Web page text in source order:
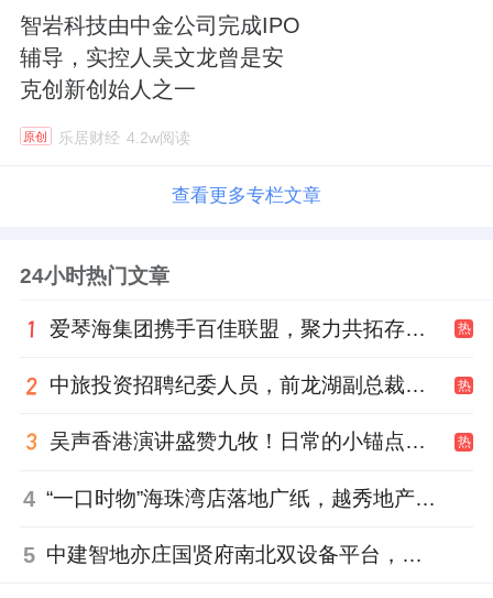
智岩科技由中金公司完成IPO
辅导，实控人吴文龙曾是安
克创新创始人之一
原创 乐居财经 4.2w阅读
查看更多专栏文章
24小时热门文章
爱琴海集团携手百佳联盟，聚力共拓存量商业新赛道 热
中旅投资招聘纪委人员，前龙湖副总裁胡若翔掌舵 热
吴声香港演讲盛赞九牧！日常的小锚点变成科技突破点！ 热
4 “一口时物”海珠湾店落地广纸，越秀地产以“新鲜现制”商业新场景打造社区高品质生活
5 中建智地亦庄国贤府南北双设备平台，得房率创区域新高